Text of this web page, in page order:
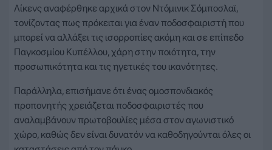
Λίκενς αναφέρθηκε αρχικά στον Ντόμινικ Σόμποσλαϊ,
τονίζοντας πως πρόκειται για έναν ποδοσφαιριστή που
μπορεί να αλλάξει τις ισορροπίες ακόμη και σε επίπεδο
Παγκοσμίου Κυπέλλου, χάρη στην ποιότητα, την
προσωπικότητα και τις ηγετικές του ικανότητες.
Παράλληλα, επισήμανε ότι ένας ομοσπονδιακός
προπονητής χρειάζεται ποδοσφαιριστές που
αναλαμβάνουν πρωτοβουλίες μέσα στον αγωνιστικό
χώρο, καθώς δεν είναι δυνατόν να καθοδηγούνται όλες οι